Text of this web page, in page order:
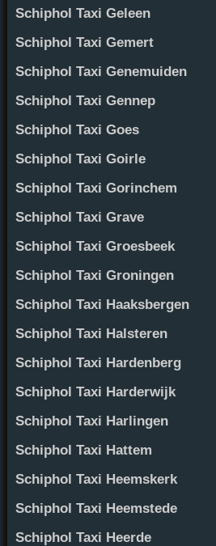
Schiphol Taxi Geleen
Schiphol Taxi Gemert
Schiphol Taxi Genemuiden
Schiphol Taxi Gennep
Schiphol Taxi Goes
Schiphol Taxi Goirle
Schiphol Taxi Gorinchem
Schiphol Taxi Grave
Schiphol Taxi Groesbeek
Schiphol Taxi Groningen
Schiphol Taxi Haaksbergen
Schiphol Taxi Halsteren
Schiphol Taxi Hardenberg
Schiphol Taxi Harderwijk
Schiphol Taxi Harlingen
Schiphol Taxi Hattem
Schiphol Taxi Heemskerk
Schiphol Taxi Heemstede
Schiphol Taxi Heerde